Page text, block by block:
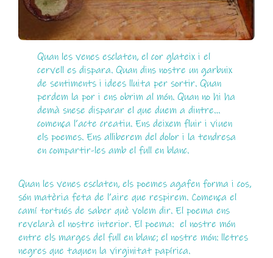
Quan les venes esclaten, el cor glateix i el
cervell es dispara. Quan dins nostre un garbuix
de sentiments i idees lluita per sortir. Quan
perdem la por i ens obrim al món. Quan no hi ha
demà snese disparar el que duem a dintre…
comença l’acte creatiu. Ens deixem fluir i viuen
els poemes. Ens alliberem del dolor i la tendresa
en compartir-les amb el full en blanc.
Quan les venes esclaten, els poemes agafen forma i cos,
són matèria feta de l’aire que respirem. Comença el
camí tortuós de saber què volem dir. El poema ens
revelarà el nostre interior. El poema: el nostre món
entre els marges del full en blanc; el nostre món: lletres
negres que taquen la virginitat papírica.